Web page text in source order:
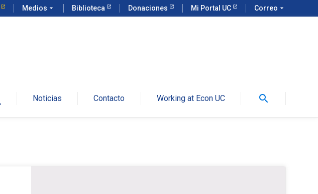
Medios arrow_drop_down Biblioteca Donaciones Mi Portal UC Correo arrow_drop_down
Noticias Contacto Working at Econ UC search